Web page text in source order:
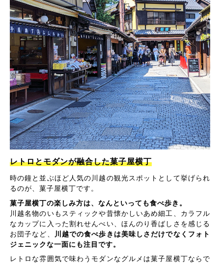
レトロとモダンが融合した菓子屋横丁
時の鐘と並ぶほど人気の川越の観光スポットとして挙げられ
るのが、菓子屋横丁です。
菓子屋横丁の楽しみ方は、なんといっても食べ歩き。
川越名物のいもスティックや昔懐かしいあめ細工、カラフル
なカップに入った割れせんべい、ほんのり香ばしさを感じる
お団子など、
川越での食べ歩きは美味しさだけでなくフォト
ジェニックな一面にも注目です。
レトロな雰囲気で味わうモダンなグルメは菓子屋横丁ならで